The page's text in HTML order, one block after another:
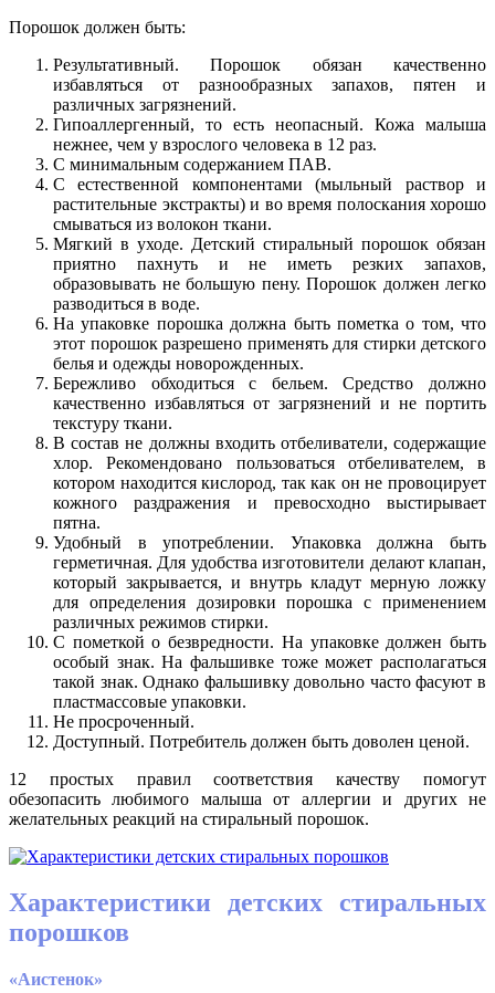
Порошок должен быть:
Результативный. Порошок обязан качественно
избавляться от разнообразных запахов, пятен и
различных загрязнений.
Гипоаллергенный, то есть неопасный. Кожа малыша
нежнее, чем у взрослого человека в 12 раз.
С минимальным содержанием ПАВ.
С естественной компонентами (мыльный раствор и
растительные экстракты) и во время полоскания хорошо
смываться из волокон ткани.
Мягкий в уходе. Детский стиральный порошок обязан
приятно пахнуть и не иметь резких запахов,
образовывать не большую пену. Порошок должен легко
разводиться в воде.
На упаковке порошка должна быть пометка о том, что
этот порошок разрешено применять для стирки детского
белья и одежды новорожденных.
Бережливо обходиться с бельем. Средство должно
качественно избавляться от загрязнений и не портить
текстуру ткани.
В состав не должны входить отбеливатели, содержащие
хлор. Рекомендовано пользоваться отбеливателем, в
котором находится кислород, так как он не провоцирует
кожного раздражения и превосходно выстирывает
пятна.
Удобный в употреблении. Упаковка должна быть
герметичная. Для удобства изготовители делают клапан,
который закрывается, и внутрь кладут мерную ложку
для определения дозировки порошка с применением
различных режимов стирки.
С пометкой о безвредности. На упаковке должен быть
особый знак. На фальшивке тоже может располагаться
такой знак. Однако фальшивку довольно часто фасуют в
пластмассовые упаковки.
Не просроченный.
Доступный. Потребитель должен быть доволен ценой.
12 простых правил соответствия качеству помогут
обезопасить любимого малыша от аллергии и других не
желательных реакций на стиральный порошок.
Характеристики детских стиральных
порошков
«Аистенок»